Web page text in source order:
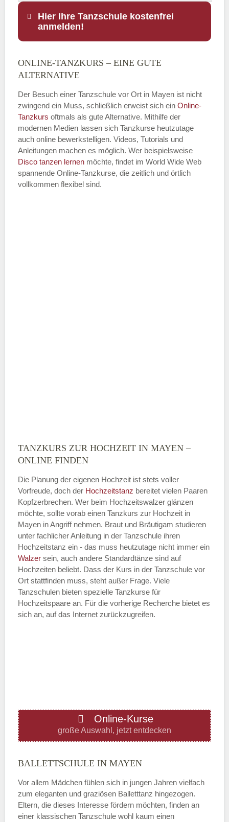
Hier Ihre Tanzschule kostenfrei
anmelden!
Name
E-Mail*
Name der Tanzschule
Montag
—
ÖFFNUNGSZEITEN HINZUFÜGEN
Dienstag
—
ÖFFNUNGSZEITEN HINZUFÜGEN
Donnerstag
—
ÖFFNUNGSZEITEN HINZUFÜGEN
Freitag
ONLINE-TANZKURS – EINE GUTE
ALTERNATIVE
Der Besuch einer Tanzschule vor Ort in Mayen ist nicht
zwingend ein Muss, schließlich erweist sich ein Online-
Tanzkurs oftmals als gute Alternative. Mithilfe der
modernen Medien lassen sich Tanzkurse heutzutage
auch online bewerkstelligen. Videos, Tutorials und
Anleitungen machen es möglich. Wer beispielsweise
Disco tanzen lernen möchte, findet im World Wide Web
spannende Online-Tanzkurse, die zeitlich und örtlich
vollkommen flexibel sind.
TANZKURS ZUR HOCHZEIT IN MAYEN –
ONLINE FINDEN
Die Planung der eigenen Hochzeit ist stets voller
Vorfreude, doch der Hochzeitstanz bereitet vielen Paaren
Kopfzerbrechen. Wer beim Hochzeitswalzer glänzen
möchte, sollte vorab einen Tanzkurs zur Hochzeit in
Mayen in Angriff nehmen. Braut und Bräutigam studieren
unter fachlicher Anleitung in der Tanzschule ihren
Hochzeitstanz ein - das muss heutzutage nicht immer ein
Walzer sein, auch andere Standardtänze sind auf
Hochzeiten beliebt. Dass der Kurs in der Tanzschule vor
Ort stattfinden muss, steht außer Frage. Viele
Tanzschulen bieten spezielle Tanzkurse für
Hochzeitspaare an. Für die vorherige Recherche bietet es
sich an, auf das Internet zurückzugreifen.
Online-Kurse
große Auswahl, jetzt entdecken
BALLETTSCHULE IN MAYEN
Vor allem Mädchen fühlen sich in jungen Jahren vielfach
zum eleganten und graziösen Balletttanz hingezogen.
Eltern, die dieses Interesse fördern möchten, finden an
einer klassischen Tanzschule wohl kaum einen